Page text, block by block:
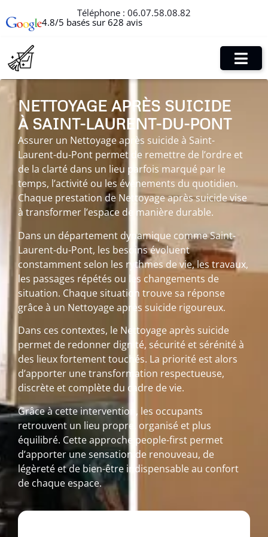
Téléphone : 06.07.58.08.82
4.8/5 basés sur 628 avis
NETTOYAGE APRÈS SUICIDE
À SAINT-LAURENT-DU-PONT
Assurer un Nettoyage après suicide à Saint-
Laurent-du-Pont permet de remettre de l’ordre et
de la clarté dans un lieu parfois marqué par le
temps, l’activité ou les événements du quotidien.
Chaque prestation de Nettoyage après suicide vise
à transformer l’espace de manière durable.
Dans un département dynamique comme Saint-
Laurent-du-Pont, les besoins évoluent
constamment selon les rythmes de vie, les travaux,
les passages répétés ou les changements de
situation. Chaque situation trouve sa réponse
grâce à un Nettoyage après suicide rigoureux.
Dans ces contextes, le Nettoyage après suicide
permet de redonner dignité, sécurité et sérénité à
des lieux fortement touchés. La priorité est alors
d’apporter une transformation respectueuse,
discrète et complète du cadre de vie.
Grâce à cette intervention, les occupants
retrouvent un lieu propre, organisé et plus
équilibré. Cette approche people-first permet
d’apporter une sensation de renouveau, de
légèreté et de bien-être indispensable au confort
de chaque espace.